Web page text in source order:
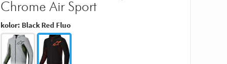
Chrome Air Sport
kolor: Black Red Fluo